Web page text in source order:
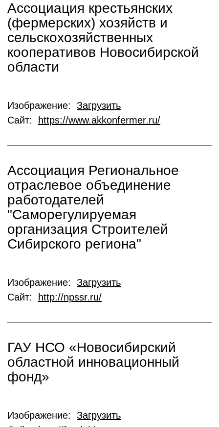
Ассоциация крестьянских
(фермерских) хозяйств и
сельскохозяйственных
кооперативов Новосибирской
области
Изображение: Загрузить
Сайт:
https://www.akkonfermer.ru/
Ассоциация Региональное
отраслевое объединение
работодателей
"Саморегулируемая
организация Строителей
Сибирского региона"
Изображение: Загрузить
Сайт:
http://npssr.ru/
ГАУ НСО «Новосибирский
областной инновационный
фонд»
Изображение: Загрузить